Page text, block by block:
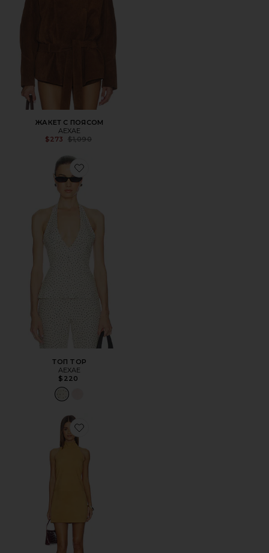
ЖАКЕТ С ПОЯСОМ
AEXAE
$273
Previous price:
$1,090
Favorite ТОП TOP
ТОП TOP
AEXAE
$220
Favorite ПЛАТЬЕ ХОЛТЕР